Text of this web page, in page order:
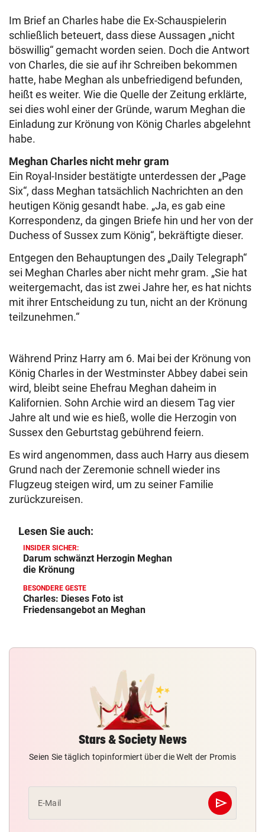
Im Brief an Charles habe die Ex-Schauspielerin
schließlich beteuert, dass diese Aussagen „nicht
böswillig“ gemacht worden seien. Doch die Antwort
von Charles, die sie auf ihr Schreiben bekommen
hatte, habe Meghan als unbefriedigend befunden,
heißt es weiter. Wie die Quelle der Zeitung erklärte,
sei dies wohl einer der Gründe, warum Meghan die
Einladung zur Krönung von König Charles abgelehnt
habe.
Meghan Charles nicht mehr gram
Ein Royal-Insider bestätigte unterdessen der „Page
Six“, dass Meghan tatsächlich Nachrichten an den
heutigen König gesandt habe. „Ja, es gab eine
Korrespondenz, da gingen Briefe hin und her von der
Duchess of Sussex zum König“, bekräftigte dieser.
Entgegen den Behauptungen des „Daily Telegraph“
sei Meghan Charles aber nicht mehr gram. „Sie hat
weitergemacht, das ist zwei Jahre her, es hat nichts
mit ihrer Entscheidung zu tun, nicht an der Krönung
teilzunehmen.“
Während Prinz Harry am 6. Mai bei der Krönung von
König Charles in der Westminster Abbey dabei sein
wird, bleibt seine Ehefrau Meghan daheim in
Kalifornien. Sohn Archie wird an diesem Tag vier
Jahre alt und wie es hieß, wolle die Herzogin von
Sussex den Geburtstag gebührend feiern.
Es wird angenommen, dass auch Harry aus diesem
Grund nach der Zeremonie schnell wieder ins
Flugzeug steigen wird, um zu seiner Familie
zurückzureisen.
Lesen Sie auch:
INSIDER SICHER:
Darum schwänzt Herzogin Meghan
die Krönung
BESONDERE GESTE
Charles: Dieses Foto ist
Friedensangebot an Meghan
Stars & Society News
Seien Sie täglich topinformiert über die Welt der Promis
E-Mail send
Abschicken